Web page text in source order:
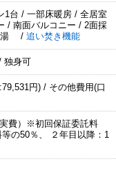
1台 / 一部床暖房 / 全居室
/ 南面バルコニー / 2面採
湯 / 追い焚き機能
独身可
円) / その他費用(口
費）※初回保証委託料
の50％、 ２年目以降：1